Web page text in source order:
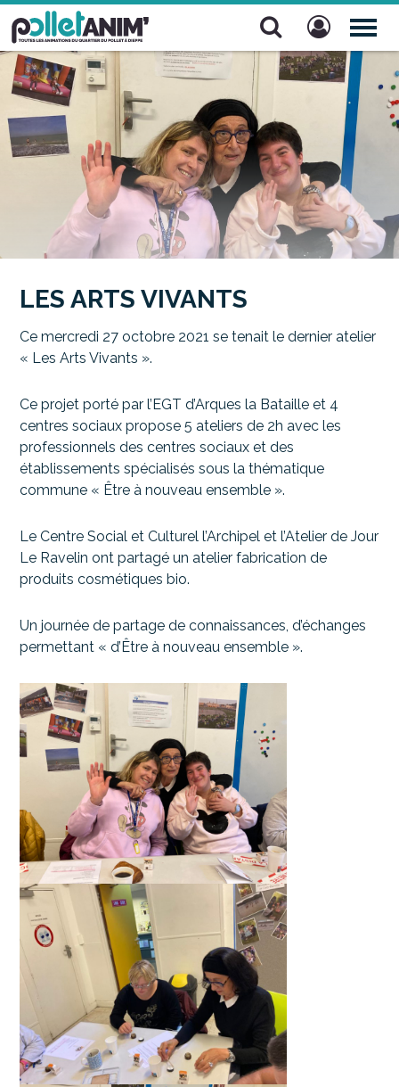
Pollet Anim'
LES ARTS VIVANTS
Ce mercredi 27 octobre 2021 se tenait le dernier atelier
« Les Arts Vivants ».
Ce projet porté par l’EGT d’Arques la Bataille et 4
centres sociaux propose 5 ateliers de 2h avec les
professionnels des centres sociaux et des
établissements spécialisés sous la thématique
commune « Être à nouveau ensemble ».
Le Centre Social et Culturel l’Archipel et l’Atelier de Jour
Le Ravelin ont partagé un atelier fabrication de
produits cosmétiques bio.
Un journée de partage de connaissances, d’échanges
permettant « d’Être à nouveau ensemble ».